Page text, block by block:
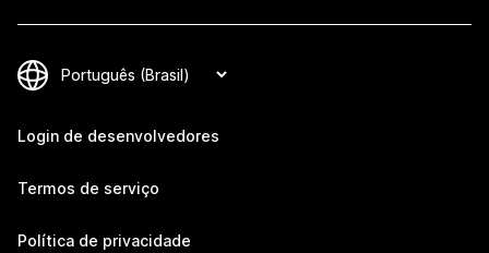
Login de desenvolvedores
Termos de serviço
Política de privacidade